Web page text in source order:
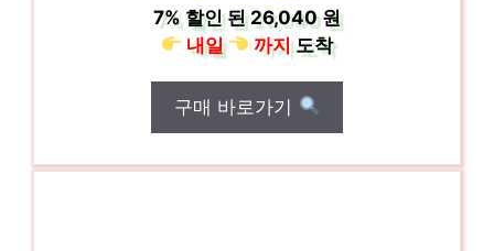
7% 할인 된26,040 원
내일
까지도착
구매 바로가기